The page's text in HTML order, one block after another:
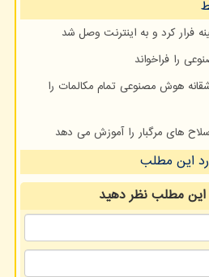
فرار کرد و به اینترنت وصل شد
را فراخواند
هوش مصنوعی تمام مکالمات را
های مرگبار را آموزش می دهد
این مطلب
این مطلبنظر دهید